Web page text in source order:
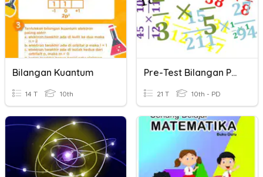
Bilangan Kuantum
14 T 10th
Pre-Test Bilangan Pecahan
21 T 10th - PD